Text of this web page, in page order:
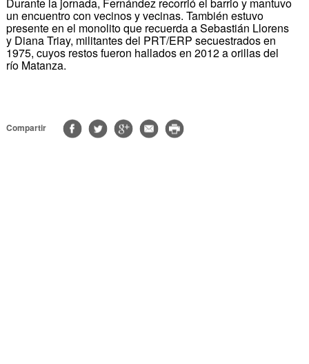
un encuentro con vecinos y vecinas. También estuvo
presente en el monolito que recuerda a Sebastián Llorens
y Diana Triay, militantes del PRT/ERP secuestrados en
1975, cuyos restos fueron hallados en 2012 a orillas del
río Matanza.
Compartir